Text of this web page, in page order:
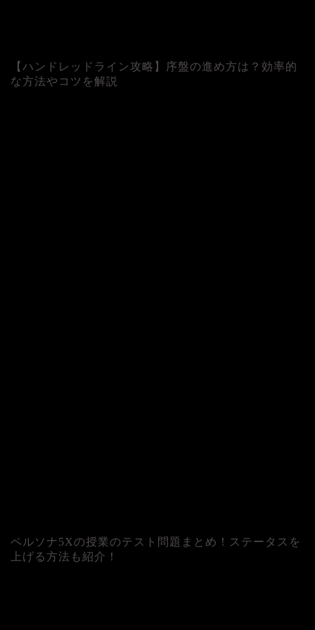
【ハンドレッドライン攻略】序盤の進め方は？効率的
な方法やコツを解説
ペルソナ5Xの授業のテスト問題まとめ！ステータスを
上げる方法も紹介！